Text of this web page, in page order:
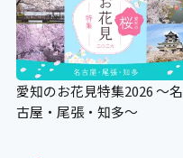
愛知のお花見特集2026 ～名
古屋・尾張・知多～